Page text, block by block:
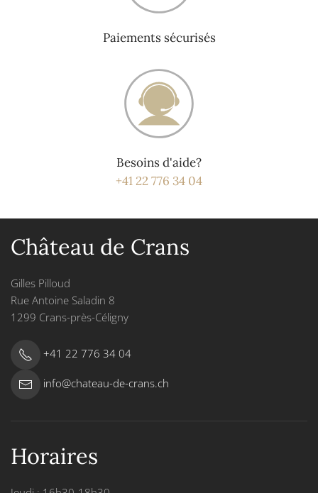
Paiements sécurisés
Besoins d'aide?
+41 22 776 34 04
Château de Crans
Gilles Pilloud
Rue Antoine Saladin 8
1299 Crans-près-Céligny
+41 22 776 34 04
info@chateau-de-crans.ch
Horaires